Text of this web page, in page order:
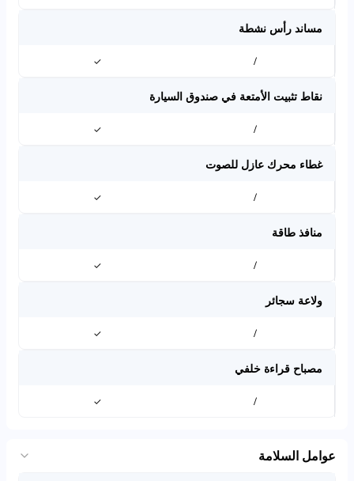
مساند رأس نشطة
/
✓
نقاط تثبيت الأمتعة في صندوق السيارة
/
✓
غطاء محرك عازل للصوت
/
✓
منافذ طاقة
/
✓
ولاعة سجائر
/
✓
مصباح قراءة خلفي
/
✓
عوامل السلامة